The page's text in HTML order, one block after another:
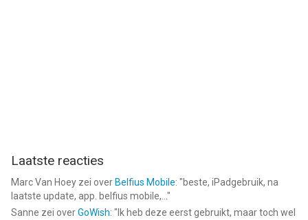
Laatste reacties
Marc Van Hoey zei over Belfius Mobile: "beste, iPadgebruik, na
laatste update, app. belfius mobile,... "
Sanne zei overGoWish: " Ik heb deze eerst gebruikt, maar toch wel